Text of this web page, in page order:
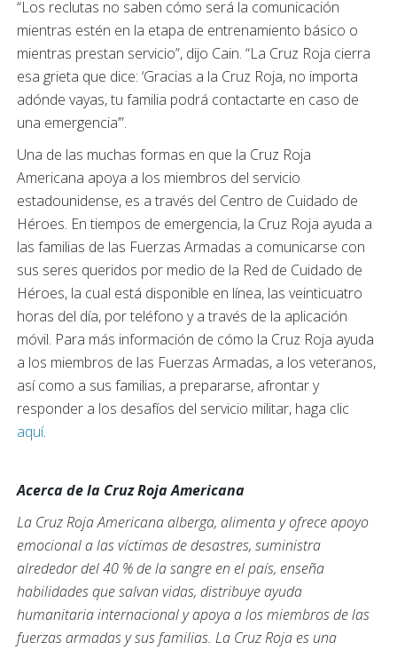
“Los reclutas no saben cómo será la comunicación
mientras estén en la etapa de entrenamiento básico o
mientras prestan servicio”, dijo Cain. “La Cruz Roja cierra
esa grieta que dice: ‘Gracias a la Cruz Roja, no importa
adónde vayas, tu familia podrá contactarte en caso de
una emergencia’”.
Una de las muchas formas en que la Cruz Roja
Americana apoya a los miembros del servicio
estadounidense, es a través del Centro de Cuidado de
Héroes. En tiempos de emergencia, la Cruz Roja ayuda a
las familias de las Fuerzas Armadas a comunicarse con
sus seres queridos por medio de la Red de Cuidado de
Héroes, la cual está disponible en línea, las veinticuatro
horas del día, por teléfono y a través de la aplicación
móvil. Para más información de cómo la Cruz Roja ayuda
a los miembros de las Fuerzas Armadas, a los veteranos,
así como a sus familias, a prepararse, afrontar y
responder a los desafíos del servicio militar, haga clic
aquí.
Acerca de la Cruz Roja Americana
La Cruz Roja Americana alberga, alimenta y ofrece apoyo
emocional a las víctimas de desastres, suministra
alrededor del 40 % de la sangre en el país, enseña
habilidades que salvan vidas, distribuye ayuda
humanitaria internacional y apoya a los miembros de las
fuerzas armadas y sus familias. La Cruz Roja es una